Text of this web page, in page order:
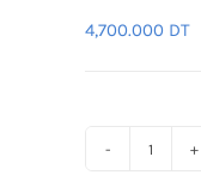
4,700.000 DT